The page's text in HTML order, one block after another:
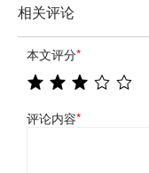
相关评论
本文评分*
评论内容*